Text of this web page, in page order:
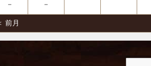
－
－
前月